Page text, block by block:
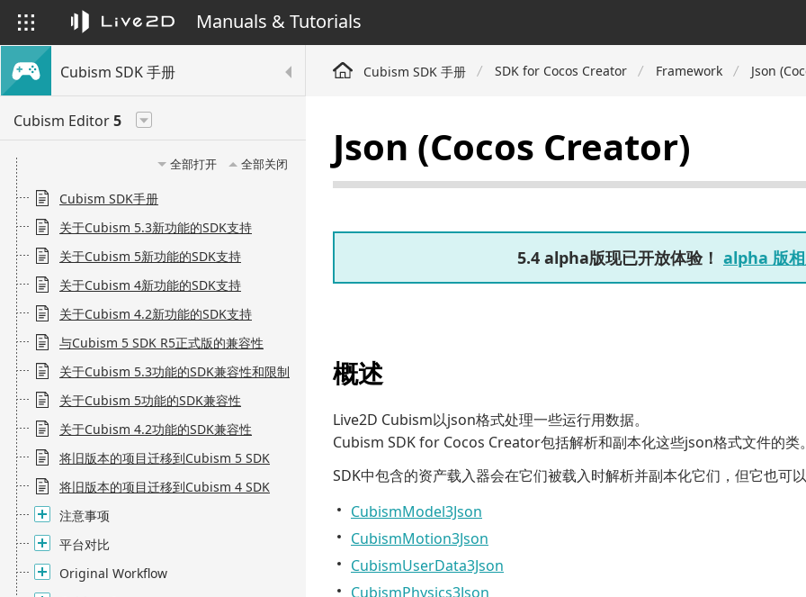
Manuals & Tutorials
Cubism SDK 手册
Cubism Editor5
全部打开 全部关闭
Cubism SDK手册
关于Cubism 5.3新功能的SDK支持
关于Cubism 5新功能的SDK支持
关于Cubism 4新功能的SDK支持
关于Cubism 4.2新功能的SDK支持
与Cubism 5 SDK R5正式版的兼容性
关于Cubism 5.3功能的SDK兼容性和限制
关于Cubism 5功能的SDK兼容性
关于Cubism 4.2功能的SDK兼容性
将旧版本的项目迁移到Cubism 5 SDK
将旧版本的项目迁移到Cubism 4 SDK
注意事项
平台对比
Original Workflow
Cubism SDK 手册 SDK for Cocos Creator Framework Json
Json (Cocos Creator)
5.4 alpha版现已开放体验！ alpha 版相
概述
Live2D Cubism以json格式处理一些运行用数据。
Cubism SDK for Cocos Creator包括解析和副本化这些json格式文件的类。
SDK中包含的资产载入器会在它们被载入时解析并副本化它们，但它也可
CubismModel3Json
CubismMotion3Json
CubismUserData3Json
CubismPhysics3Json